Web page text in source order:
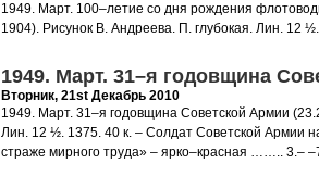
1949. Март. 100–летие со дня рождения
1904). Рисунок В. Андреева. П. глубокая. Лин. 12 ½.
1949. Март. 31–я годовщина
Вторник, 21st Декабрь 2010
1949. Март. 31–я годовщина Советской Армии
Лин. 12 ½. 1375. 40 к. – Солдат Советской Армии
страже мирного труда» – ярко–красная …….. 3.–